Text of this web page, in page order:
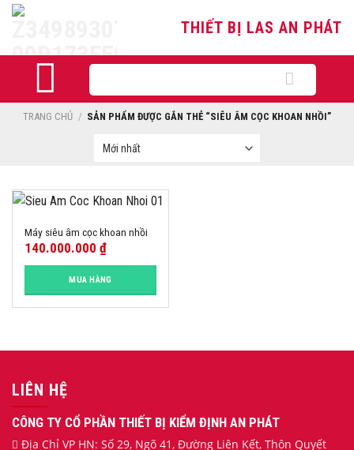
Skip
THIẾT BỊ LAS AN PHÁT
kiếm:
TRANG CHỦ / SẢN PHẨM ĐƯỢC GẮN THẺ “SIÊU ÂM CỌC KHOAN NHỒI”
Máy siêu âm cọc khoan nhồi
140.000.000 ₫
MUA HÀNG
LIÊN HỆ
CÔNG TY CỔ PHẦN THIẾT BỊ KIỂM ĐỊNH AN PHÁT
Địa Chỉ VP HN: Số 29, Ngõ 41, Đường Liên Kết, Thôn Quyết